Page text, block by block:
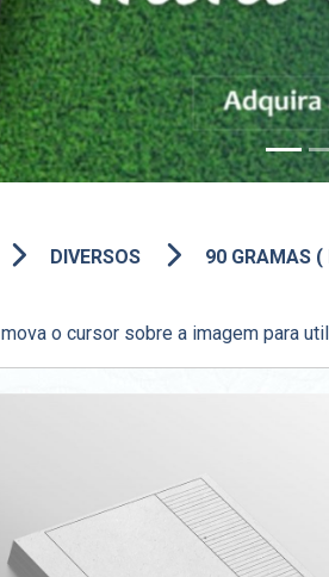
DIVERSOS 90 GRAMAS (
mova o cursor sobre a imagem para